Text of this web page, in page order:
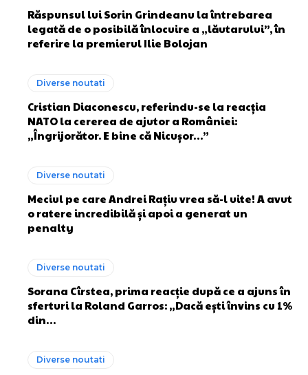
Răspunsul lui Sorin Grindeanu la întrebarea
legată de o posibilă înlocuire a „lăutarului”, în
referire la premierul Ilie Bolojan
Diverse noutati
Cristian Diaconescu, referindu-se la reacția
NATO la cererea de ajutor a României:
„Îngrijorător. E bine că Nicușor…”
Diverse noutati
Meciul pe care Andrei Rațiu vrea să-l uite! A avut
o ratere incredibilă și apoi a generat un
penalty
Diverse noutati
Sorana Cîrstea, prima reacție după ce a ajuns în
sferturi la Roland Garros: „Dacă ești învins cu 1%
din…
Diverse noutati